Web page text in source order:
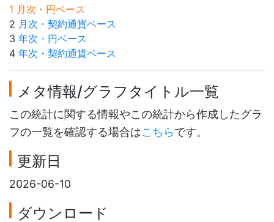
1 月次・円ベース
2 月次・契約通貨ベース
3 年次・円ベース
4 年次・契約通貨ベース
メタ情報/グラフタイトル一覧
この統計に関する情報やこの統計から作成したグラ
フの一覧を確認する場合はこちらです。
更新日
2026-06-10
ダウンロード